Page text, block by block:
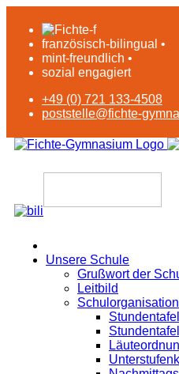
französisch-bilingual •
mint-freundlich •
sozial engagiert
+49 (0) 721 133-4508
poststelle@fichte-
Unsere Schule
Grußwort der
Leitbild
Schulorganisation